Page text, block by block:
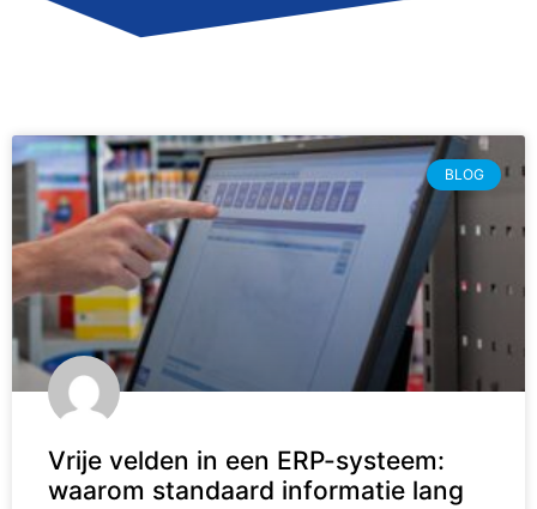
BLOG
Vrije velden in een ERP-systeem:
waarom standaard informatie lang